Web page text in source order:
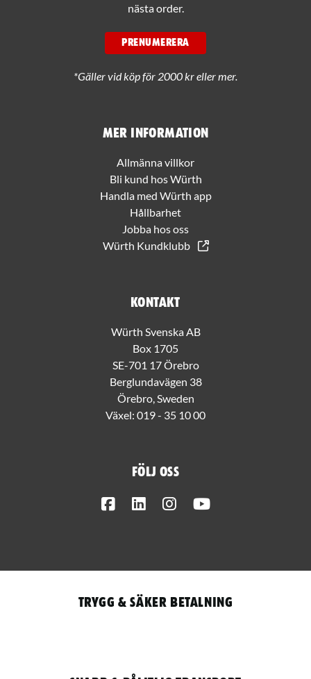
Mer information
Allmänna villkor
Bli kund hos Würth
Handla med Würth app
Hållbarhet
Jobba hos oss
Würth Kundklubb
Kontakt
Würth Svenska AB
Box 1705
SE-701 17 Örebro
Berglundavägen 38
Örebro, Sweden
Växel: 019 - 35 10 00
Följ oss
FacebookLinkedInInstagram
nästa order.
PRENUMERERA
*Gäller vid köp för 2000 kr eller mer.
Trygg & säker betalning